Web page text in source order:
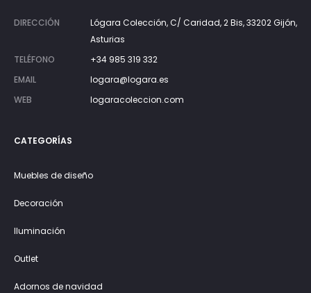
DIRECCIÓN
Lógara Colección, C/ Caridad, 2 Bis, 33202 Gijón,
Asturias
TELÉFONO
+34 985 319 332
EMAIL
logara@logara.es
WEB
logaracoleccion.com
CATEGORÍAS
Muebles de diseño
Decoración
Iluminación
Outlet
Adornos de navidad